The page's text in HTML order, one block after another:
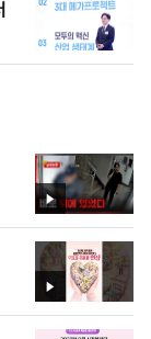
영
상
영
상